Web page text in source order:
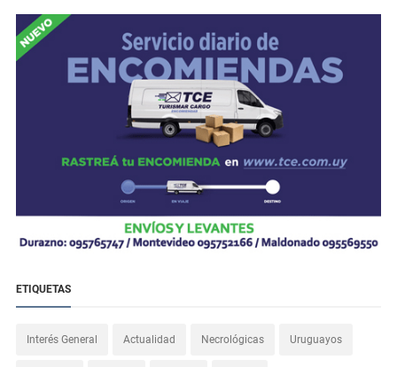
ETIQUETAS
Interés General Actualidad Necrológicas Uruguayos